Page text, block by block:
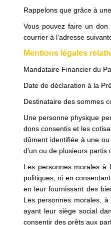
Rappelons que grâce à
Vous pouvez faire un
courrier à l’adresse
Mentions légales
Mandataire Financier du
Date de déclaration à la
Destinataire des sommes
Une personne physique
dons consentis et les
dûment identifiée à une
d'un ou de plusieurs partis
Les personnes morales à
politiques, ni en
en leur fournissant des
Les personnes morales,
ayant leur siège social
consentir des prêts aux